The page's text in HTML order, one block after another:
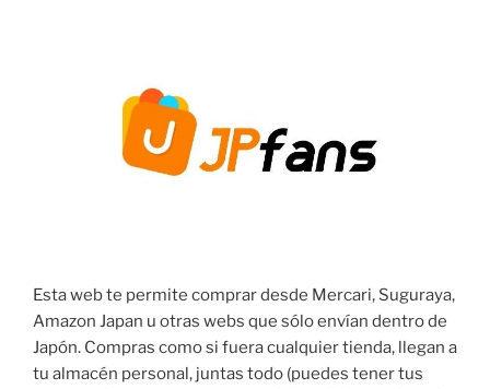
Esta web te permite comprar desde Mercari, Suguraya,
Amazon Japan u otras webs que sólo envían dentro de
Japón. Compras como si fuera cualquier tienda, llegan a
tu almacén personal, juntas todo (puedes tener tus